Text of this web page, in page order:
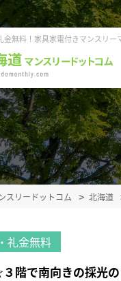
金無料！家具家電付きマンスリー
スリードットコム 北海道
礼金無料
階で南向きの採光